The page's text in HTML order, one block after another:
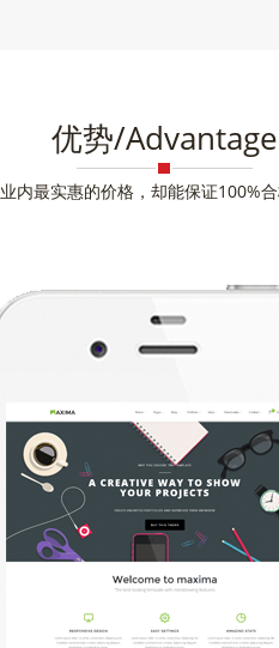
优势/Advantage
业内最实惠的价格，却能保证100%